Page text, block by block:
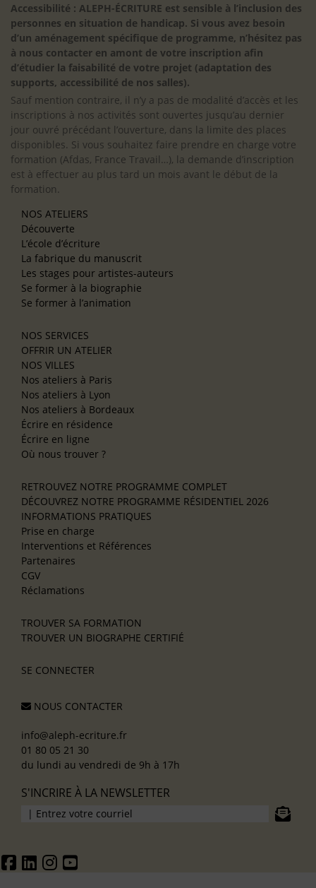
Accessibilité : ALEPH-ÉCRITURE est sensible à l’inclusion des
personnes en situation de handicap. Si vous avez besoin
d’un aménagement spécifique de programme, n’hésitez pas
à nous contacter en amont de votre inscription afin
d’étudier la faisabilité de votre projet (adaptation des
supports, accessibilité de nos salles).
Sauf mention contraire, il n’y a pas de modalité d’accès et les
inscriptions à nos activités sont ouvertes jusqu’au dernier
jour ouvré précédant l’ouverture, dans la limite des places
disponibles. Si vous souhaitez faire prendre en charge votre
formation (Afdas, France Travail…), la demande d’inscription
est à effectuer au plus tard un mois avant le début de la
formation.
NOS ATELIERS
Découverte
L’école d’écriture
La fabrique du manuscrit
Les stages pour artistes-auteurs
Se former à la biographie
Se former à l’animation
NOS SERVICES
OFFRIR UN ATELIER
NOS VILLES
Nos ateliers à Paris
Nos ateliers à Lyon
Nos ateliers à Bordeaux
Écrire en résidence
Écrire en ligne
Où nous trouver ?
RETROUVEZ NOTRE PROGRAMME COMPLET
DÉCOUVREZ NOTRE PROGRAMME RÉSIDENTIEL 2026
INFORMATIONS PRATIQUES
Prise en charge
Interventions et Références
Partenaires
CGV
Réclamations
TROUVER SA FORMATION
TROUVER UN BIOGRAPHE CERTIFIÉ
SE CONNECTER
NOUS CONTACTER
info@aleph-ecriture.fr
01 80 05 21 30
du lundi au vendredi de 9h à 17h
S'INCRIRE À LA NEWSLETTER